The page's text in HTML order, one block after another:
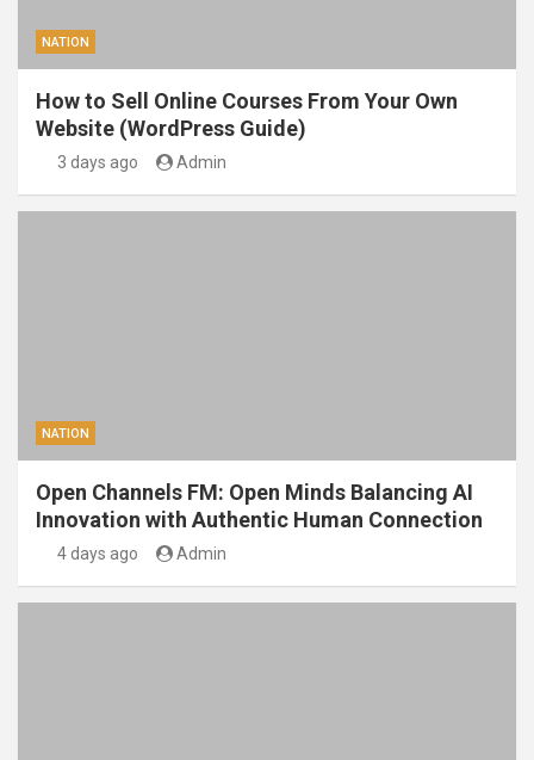
NATION
How to Sell Online Courses From Your Own
Website (WordPress Guide)
3 days ago Admin
NATION
Open Channels FM: Open Minds Balancing AI
Innovation with Authentic Human Connection
4 days ago Admin